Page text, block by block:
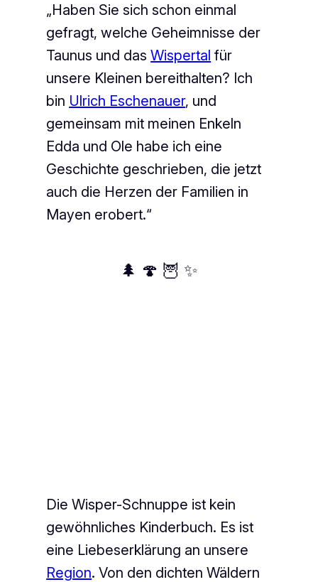
„Haben Sie sich schon einmal
gefragt, welche Geheimnisse der
Taunus und dasWispertal für
unsere Kleinen bereithalten? Ich
bin Ulrich Eschenauer, und
gemeinsam mit meinen Enkeln
Edda und Ole habe ich eine
Geschichte geschrieben, die jetzt
auch die Herzen der Familien in
Mayen erobert.“
🌲 🍄 🦉 ✨
Die Wisper-Schnuppe ist kein
gewöhnliches Kinderbuch. Es ist
eine Liebeserklärung an unsere
Region. Von den dichten Wäldern